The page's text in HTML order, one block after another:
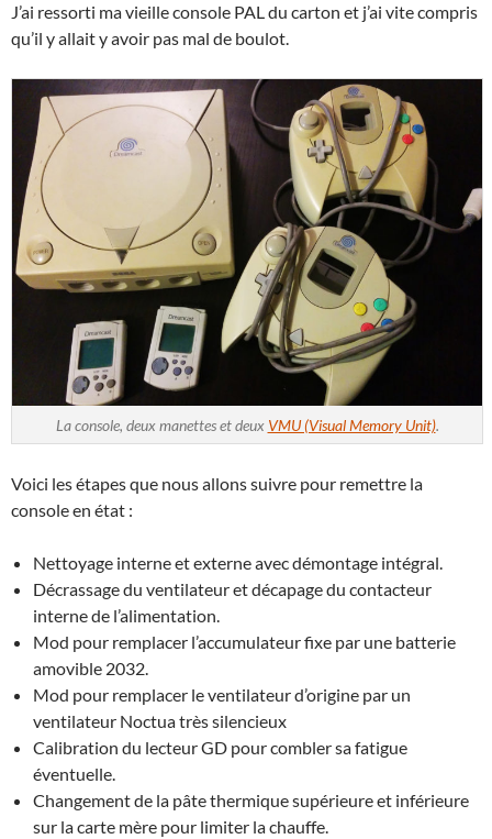
J’ai ressorti ma vieille console PAL du carton et j’ai vite compris
qu’il y allait y avoir pas mal de boulot.
La console, deux manettes et deux VMU (Visual Memory Unit).
Voici les étapes que nous allons suivre pour remettre la
console en état :
Nettoyage interne et externe avec démontage intégral.
Décrassage du ventilateur et décapage du contacteur
interne de l’alimentation.
Mod pour remplacer l’accumulateur fixe par une batterie
amovible 2032.
Mod pour remplacer le ventilateur d’origine par un
ventilateur Noctua très silencieux
Calibration du lecteur GD pour combler sa fatigue
éventuelle.
Changement de la pâte thermique supérieure et inférieure
sur la carte mère pour limiter la chauffe.